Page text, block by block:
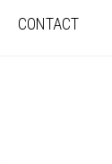
CONTACT